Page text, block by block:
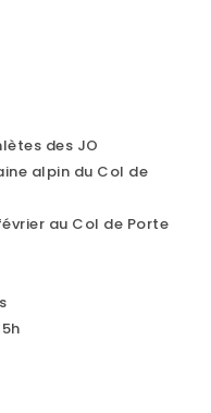
des JO
alpin du Col de
au Col de Porte